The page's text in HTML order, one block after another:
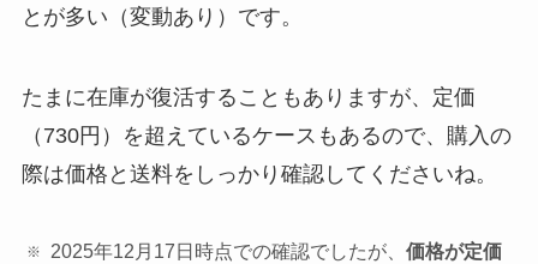
とが多い（変動あり）です。
たまに在庫が復活することもありますが、定価
（730円）を超えているケースもあるので、購入の
際は価格と送料をしっかり確認してくださいね。
2025年12月17日時点での確認でしたが、価格が定価